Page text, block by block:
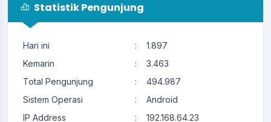
Statistik Pengunjung
Hari ini :
1.897
Kemarin
:
3.463
Total Pengunjung
:
494.987
Sistem Operasi
:
Android
IP Address
:
192.168.64.23